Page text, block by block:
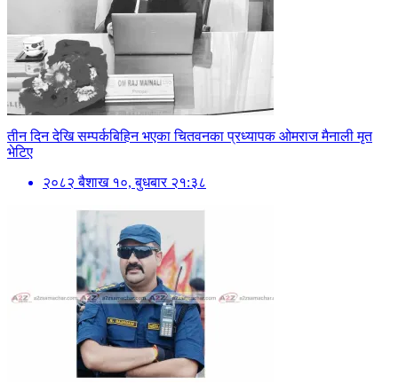
तीन दिन देखि सम्पर्कबिहिन भएका चितवनका प्रध्यापक ओमराज मैनाली मृत
भेटिए
२०८२ बैशाख १०, बुधबार २१:३८